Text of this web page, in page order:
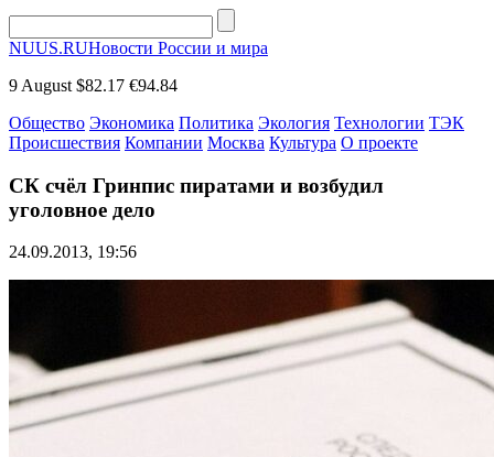
NUUS.RUНовости России и мира
9 August $82.17 €94.84
Общество Экономика Политика Экология Технологии ТЭК
Происшествия Компании Москва Культура О проекте
СК счёл Гринпис пиратами и возбудил
уголовное дело
24.09.2013, 19:56